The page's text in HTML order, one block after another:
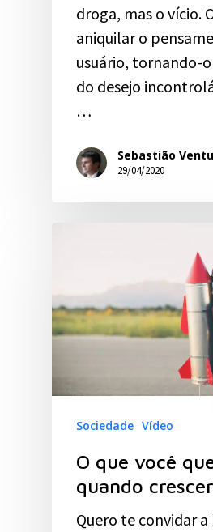
droga, mas o vício.
aniquilar o
usuário, tornando-
do desejo
…
Sebastião
29/04/2020
Sociedade Vídeo
O que você
quando
Quero te convidar a